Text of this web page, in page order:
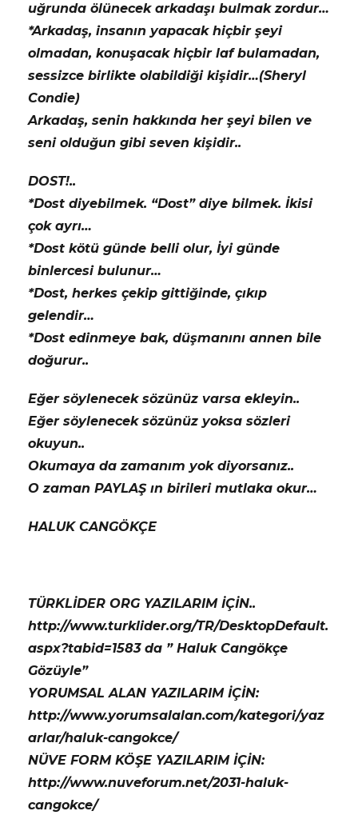
uğrunda ölünecek arkadaşı bulmak zordur…
*Arkadaş, insanın yapacak hiçbir şeyi
olmadan, konuşacak hiçbir laf bulamadan,
sessizce birlikte olabildiği kişidir…(Sheryl
Condie)
Arkadaş, senin hakkında her şeyi bilen ve
seni olduğun gibi seven kişidir..
DOST!..
*Dost diyebilmek. “Dost” diye bilmek. İkisi
çok ayrı…
*Dost kötü günde belli olur, İyi günde
binlercesi bulunur…
*Dost, herkes çekip gittiğinde, çıkıp
gelendir…
*Dost edinmeye bak, düşmanını annen bile
doğurur..
Eğer söylenecek sözünüz varsa ekleyin..
Eğer söylenecek sözünüz yoksa sözleri
okuyun..
Okumaya da zamanım yok diyorsanız..
O zaman PAYLAŞ ın birileri mutlaka okur…
HALUK CANGÖKÇE
TÜRKLİDER ORG YAZILARIM İÇİN..
http://www.turklider.org/TR/DesktopDefault.
aspx?tabid=1583 da ” Haluk Cangökçe
Gözüyle”
YORUMSAL ALAN YAZILARIM İÇİN:
http://www.yorumsalalan.com/kategori/yaz
arlar/haluk-cangokce/
NÜVE FORM KÖŞE YAZILARIM İÇİN:
http://www.nuveforum.net/2031-haluk-
cangokce/